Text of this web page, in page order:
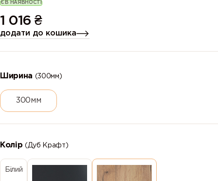
Є В НАЯВНОСТІ
1 016 ₴
додати до кошика
Ширина (300мм)
300мм
Колір(Дуб Крафт)
Білий